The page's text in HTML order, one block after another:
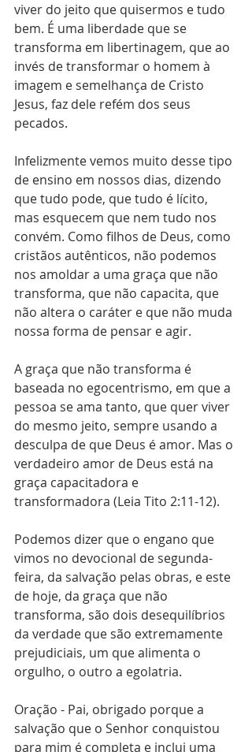
viver do jeito que quisermos e tudo
bem. É uma liberdade que se
transforma em libertinagem, que ao
invés de transformar o homem à
imagem e semelhança de Cristo
Jesus, faz dele refém dos seus
pecados.
Infelizmente vemos muito desse tipo
de ensino em nossos dias, dizendo
que tudo pode, que tudo é lícito,
mas esquecem que nem tudo nos
convém. Como filhos de Deus, como
cristãos autênticos, não podemos
nos amoldar a uma graça que não
transforma, que não capacita, que
não altera o caráter e que não muda
nossa forma de pensar e agir.
A graça que não transforma é
baseada no egocentrismo, em que a
pessoa se ama tanto, que quer viver
do mesmo jeito, sempre usando a
desculpa de que Deus é amor. Mas o
verdadeiro amor de Deus está na
graça capacitadora e
transformadora (Leia Tito 2:11-12).
Podemos dizer que o engano que
vimos no devocional de segunda-
feira, da salvação pelas obras, e este
de hoje, da graça que não
transforma, são dois desequilíbrios
da verdade que são extremamente
prejudiciais, um que alimenta o
orgulho, o outro a egolatria.
Oração - Pai, obrigado porque a
salvação que o Senhor conquistou
para mim é completa e inclui uma